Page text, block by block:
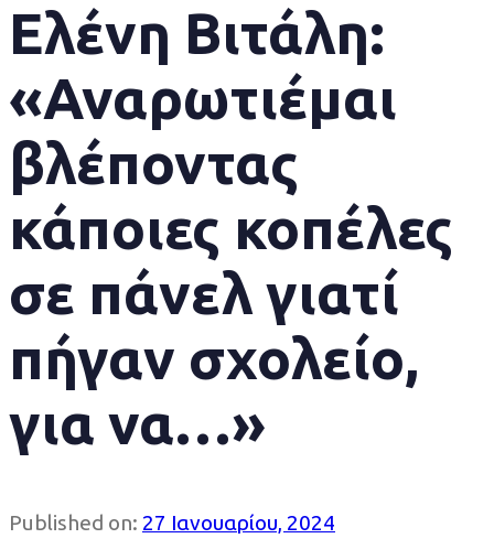
Ελένη Βιτάλη:
«Αναρωτιέμαι
βλέποντας
κάποιες κοπέλες
σε πάνελ γιατί
πήγαν σχολείο,
για να…»
Published on: 27 Ιανουαρίου, 2024